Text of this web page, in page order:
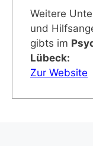
Weitere
und
gibts im
Lübeck:
Zur Website